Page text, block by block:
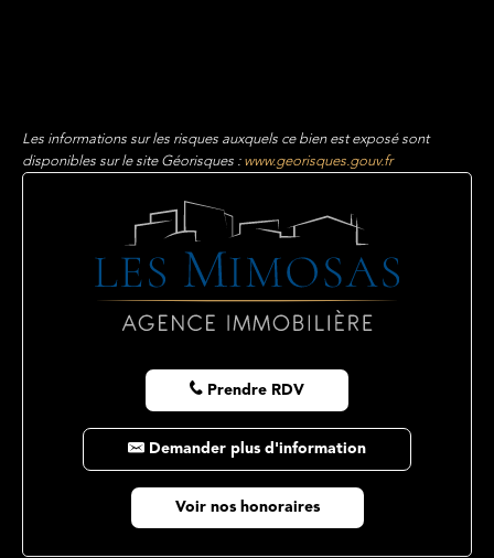
Les informations sur les risques auxquels ce bien est exposé sont
disponibles sur le site Géorisques :www.georisques.gouv.fr
Prendre RDV
Demander plus d'information
Voir nos honoraires